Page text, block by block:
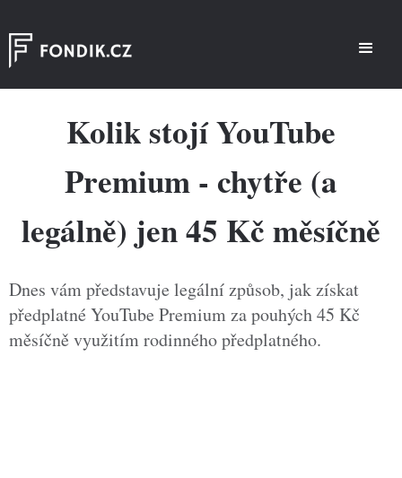
Kolik stojí YouTube
Premium - chytře (a
legálně) jen 45 Kč měsíčně
Dnes vám představuje legální způsob, jak získat
předplatné YouTube Premium za pouhých 45 Kč
měsíčně využitím rodinného předplatného.